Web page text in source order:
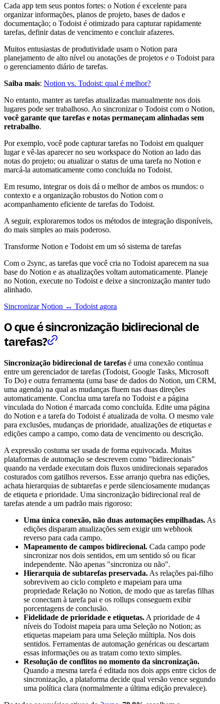
Cada app tem seus pontos fortes: o Notion é excelente para
organizar informações, planos de projeto, bases de dados e
documentação; o Todoist é otimizado para capturar rapidamente
tarefas, definir datas de vencimento e concluir afazeres.
Muitos entusiastas de produtividade usam o Notion para
planejamento de alto nível ou anotações de projetos e o Todoist para
o gerenciamento diário de tarefas.
Saiba mais: Notion vs. Todoist: qual é melhor?
No entanto, manter as tarefas atualizadas manualmente nos dois
lugares pode ser trabalhoso. Ao sincronizar o Todoist com o Notion,
você garante que tarefas e notas permaneçam alinhadas sem
retrabalho.
Por exemplo, você pode capturar tarefas no Todoist em qualquer
lugar e vê-las aparecer no seu workspace do Notion ao lado das
notas do projeto; ou atualizar o status de uma tarefa no Notion e
marcá-la automaticamente como concluída no Todoist.
Em resumo, integrar os dois dá o melhor de ambos os mundos: o
contexto e a organização robustos do Notion com o
acompanhamento eficiente de tarefas do Todoist.
A seguir, exploraremos todos os métodos de integração disponíveis,
do mais simples ao mais poderoso.
Transforme Notion e Todoist em um só sistema de tarefas
Com o 2sync, as tarefas que você cria no Todoist aparecem na sua
base do Notion e as atualizações voltam automaticamente. Planeje
no Notion, execute no Todoist e deixe a sincronização manter tudo
alinhado.
Sincronizar Notion ↔ Todoist agora
O que é sincronização bidirecional de
tarefas?
Sincronização bidirecional de tarefas é uma conexão contínua
entre um gerenciador de tarefas (Todoist, Google Tasks, Microsoft
To Do) e outra ferramenta (uma base de dados do Notion, um CRM,
uma agenda) na qual as mudanças fluem nas duas direções
automaticamente. Conclua uma tarefa no Todoist e a página
vinculada do Notion é marcada como concluída. Edite uma página
do Notion e a tarefa do Todoist é atualizada de volta. O mesmo vale
para exclusões, mudanças de prioridade, atualizações de etiquetas e
edições campo a campo, como data de vencimento ou descrição.
A expressão costuma ser usada de forma equivocada. Muitas
plataformas de automação se descrevem como "bidirecionais"
quando na verdade executam dois fluxos unidirecionais separados
costurados com gatilhos reversos. Esse arranjo quebra nas edições,
achata hierarquias de subtarefas e perde silenciosamente mudanças
de etiqueta e prioridade. Uma sincronização bidirecional real de
tarefas atende a um padrão mais rigoroso:
Uma única conexão, não duas automações empilhadas. As
edições disparam atualizações sem exigir um webhook
reverso para cada campo.
Mapeamento de campos bidirecional. Cada campo pode
sincronizar nos dois sentidos, em um sentido só ou ficar
independente. Não apenas "sincroniza ou não".
Hierarquia de subtarefas preservada. As relações pai-filho
sobrevivem ao ciclo completo e mapeiam para uma
propriedade Relação no Notion, de modo que as tarefas filhas
se conectam à tarefa pai e os rollups conseguem exibir
porcentagens de conclusão.
Fidelidade de prioridade e etiquetas. A prioridade de 4
níveis do Todoist mapeia para uma Seleção no Notion; as
etiquetas mapeiam para uma Seleção múltipla. Nos dois
sentidos. Ferramentas de automação genéricas ou descartam
essas informações ou as tratam como texto simples.
Resolução de conflitos no momento da sincronização.
Quando a mesma tarefa é editada nos dois apps entre ciclos de
sincronização, a plataforma decide qual versão vence segundo
uma política clara (normalmente a última edição prevalece).